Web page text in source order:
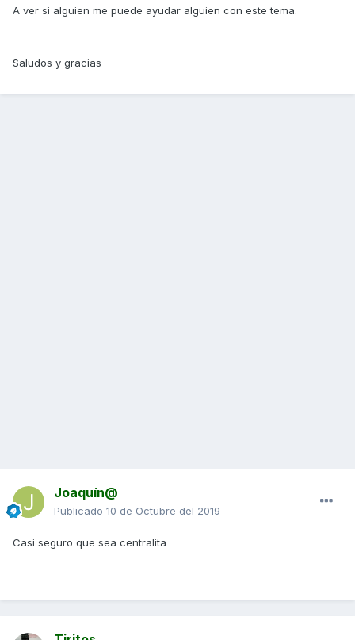
A ver si alguien me puede ayudar alguien con este tema.
Saludos y gracias
Joaquín@
Publicado 10 de Octubre del 2019
Casi seguro que sea centralita